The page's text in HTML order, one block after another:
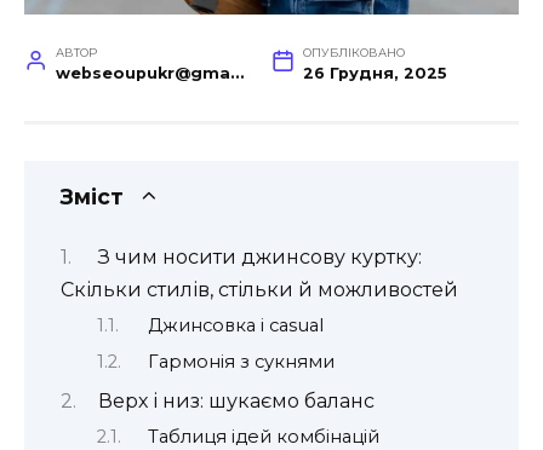
АВТОР
webseoupukr@gmail.com
ОПУБЛІКОВАНО
26 Грудня, 2025
Зміст
З чим носити джинсову куртку:
Скільки стилів, стільки й можливостей
Джинсовка і casual
Гармонія з сукнями
Верх і низ: шукаємо баланс
Таблиця ідей комбінацій